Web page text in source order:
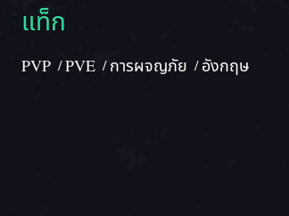
แท็ก
PVP PVE การผจญภัย อังกฤษ